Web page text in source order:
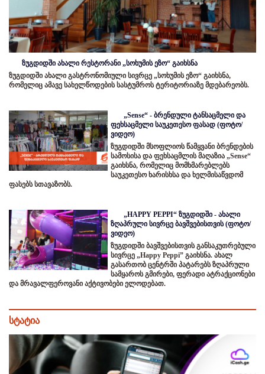
ზუგდიდში ახალი რესტორანი „სოხუმის ეზო“ გაიხსნა
ზუგდიდში ახალი გასტრონომიული სივრცე „სოხუმის ეზო“ გაიხსნა,
რომელიც ამავე სახელწოდების სასტუმროს ტერიტორიაზე მდებარეობს.
„Sense“ - ბრენდული ტანსაცმელი და
ფეხსაცმელი საუკეთესო ფასად (ფოტო/
ვიდეო)
ზუგდიდში მსოფლიოს წამყვანი ბრენდების
სამოსისა და ფეხსაცმლის მაღაზია „Sense“
გაიხსნა, რომელიც მომხმარებლებს
საუკეთესო ხარისხსა და ხელმისაწვდომ
ფასებს სთავაზობს.
„HAPPY PEPPI“ ზუგდიდში - ახალი
ზღაპრული სივრცე ბავშვებისთვის (ფოტო/
ვიდეო)
ზუგდიდში ბავშვებისთვის განსაკუთრებული
სივრცე „Happy Peppi” გაიხსნა. ახალ
გასართობ ცენტრში პატარებს ზღაპრული
სამყაროს გმირები, ფერადი ატრაქციონები
და მრავალფეროვანი აქტივობები ელოდებათ.
სტატია